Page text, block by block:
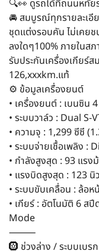
🔍👀 ดูรถได้ที่ถนนหทั
🚘 สมบูรณ์ทุกรายละเอี
ชุดแต่งรอบคัน ไม่เคย
ลงใดๆ100% ภายในส
รับประกันเครื่องเกียร์
126,xxxkm.แท้
⚙️ ข้อมูลเครื่องยนต์
• เครื่องยนต์ : เบนซิน
• ระบบวาล์ว : Dual S-
• ความจุ : 1,299 ซีซี
• ระบบจ่ายเชื้อเพลิง
• กำลังสูงสุด : 93 แรง
• แรงบิดสูงสุด : 123
• ระบบขับเคลื่อน : ล้อห
• เกียร์ : อัตโนมัติ 6 ส
Mode
⸻
🛞 ช่วงล่าง / ระบบเบรก